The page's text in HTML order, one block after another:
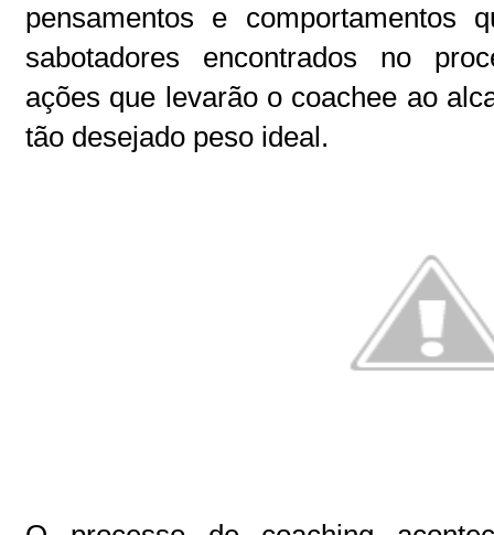
pensamentos e comportamentos
sabotadores encontrados no
ações que levarão o coachee ao
tão desejado peso ideal.